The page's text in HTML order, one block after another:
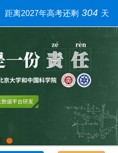
距离2027年高考还剩 304 天